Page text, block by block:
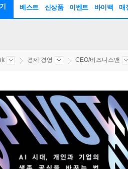
베스트 신상품 이벤트 바이백 매
경제 경영 CEO/비즈니스맨